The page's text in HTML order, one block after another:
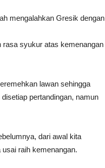
mengalahkan Gresik dengan
rasa syukur atas kemenangan
lawan sehingga
pertandingan, namun
dari awal kita
raih kemenangan.